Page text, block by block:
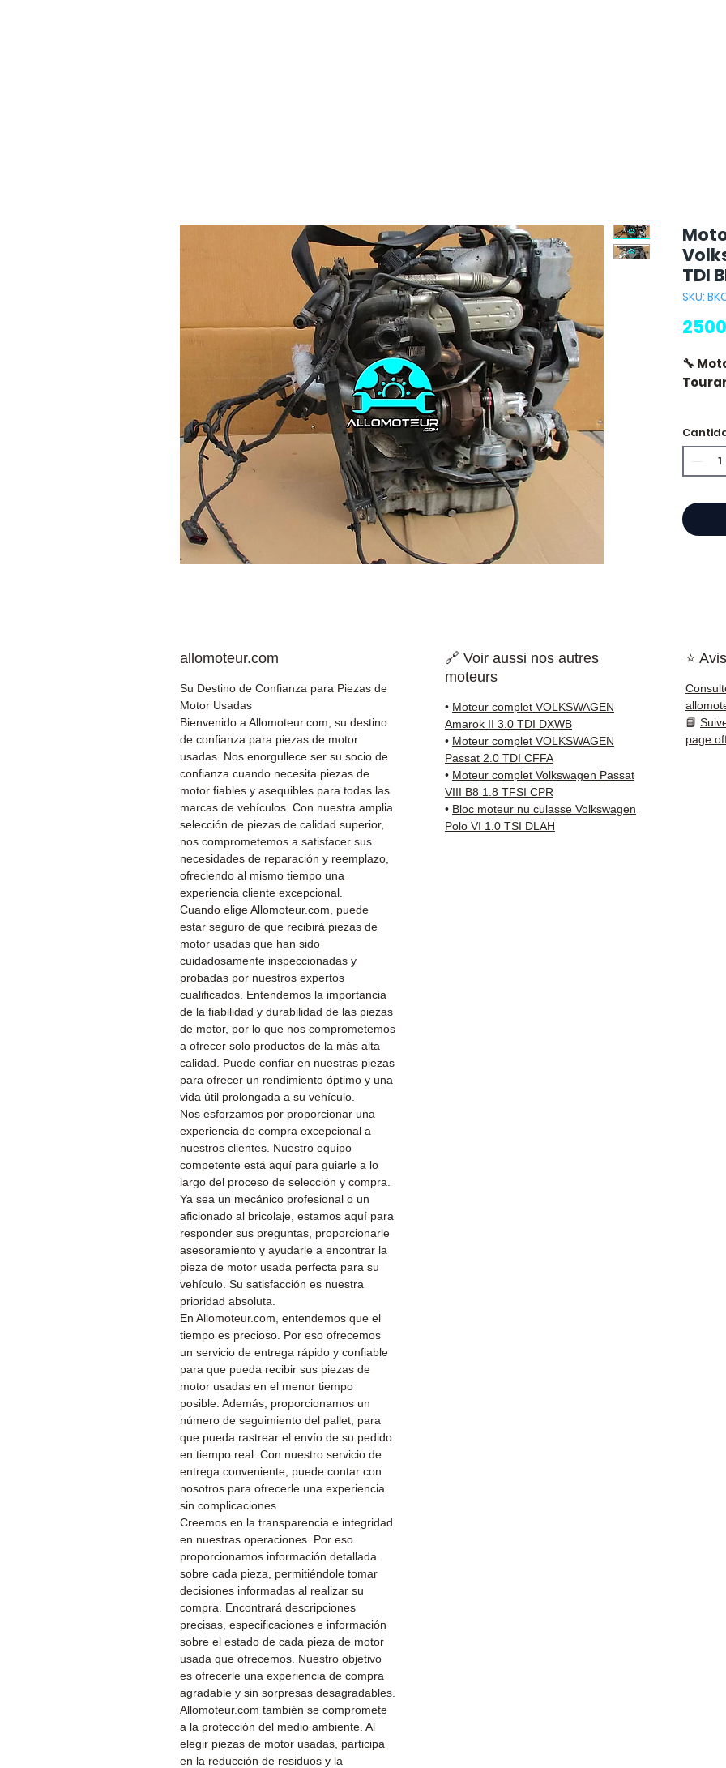
TDI
SKU:
🔧
✅
antes
✅
allomoteur.com
Su Destino de Confianza para Piezas de
Motor Usadas
Bienvenido a Allomoteur.com, su destino
de confianza para piezas de motor
usadas. Nos enorgullece ser su socio de
confianza cuando necesita piezas de
motor fiables y asequibles para todas las
marcas de vehículos. Con nuestra amplia
selección de piezas de calidad superior,
nos comprometemos a satisfacer sus
necesidades de reparación y reemplazo,
ofreciendo al mismo tiempo una
experiencia cliente excepcional.
Cuando elige Allomoteur.com, puede
estar seguro de que recibirá piezas de
motor usadas que han sido
cuidadosamente inspeccionadas y
probadas por nuestros expertos
cualificados. Entendemos la importancia
de la fiabilidad y durabilidad de las piezas
de motor, por lo que nos comprometemos
a ofrecer solo productos de la más alta
calidad. Puede confiar en nuestras piezas
para ofrecer un rendimiento óptimo y una
vida útil prolongada a su vehículo.
Nos esforzamos por proporcionar una
experiencia de compra excepcional a
nuestros clientes. Nuestro equipo
competente está aquí para guiarle a lo
largo del proceso de selección y compra.
Ya sea un mecánico profesional o un
aficionado al bricolaje, estamos aquí para
responder sus preguntas, proporcionarle
asesoramiento y ayudarle a encontrar la
pieza de motor usada perfecta para su
vehículo. Su satisfacción es nuestra
prioridad absoluta.
En Allomoteur.com, entendemos que el
tiempo es precioso. Por eso ofrecemos
un servicio de entrega rápido y confiable
para que pueda recibir sus piezas de
motor usadas en el menor tiempo
posible. Además, proporcionamos un
número de seguimiento del pallet, para
que pueda rastrear el envío de su pedido
en tiempo real. Con nuestro servicio de
entrega conveniente, puede contar con
nosotros para ofrecerle una experiencia
sin complicaciones.
Creemos en la transparencia e integridad
en nuestras operaciones. Por eso
proporcionamos información detallada
sobre cada pieza, permitiéndole tomar
decisiones informadas al realizar su
compra. Encontrará descripciones
precisas, especificaciones e información
sobre el estado de cada pieza de motor
usada que ofrecemos. Nuestro objetivo
es ofrecerle una experiencia de compra
agradable y sin sorpresas desagradables.
Allomoteur.com también se compromete
a la protección del medio ambiente. Al
elegir piezas de motor usadas, participa
en la reducción de residuos y la
🔗 Voir aussi nos autres
moteurs
• Moteur complet VOLKSWAGEN
Amarok II 3.0 TDI DXWB
• Moteur complet VOLKSWAGEN
Passat 2.0 TDI CFFA
• Moteur complet Volkswagen Passat
VIII B8 1.8 TFSI CPR
• Bloc moteur nu culasse Volkswagen
Polo VI 1.0 TSI DLAH
⭐
📘
page